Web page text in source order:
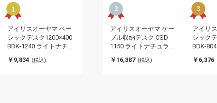
アイリスオーヤマ ベー
シックデスク1200×400
BDK-1240 ライトナチュ
OHYAMA(代引不可)
￥9,834 (税込)
アイリスオーヤマ ケー
ブル収納デスク CSD-
1150 ライトナチュラ
OHYAMA(代引不可)
￥16,387 (税込)
アイリ
シック
BDK-
引不可)
￥6,376